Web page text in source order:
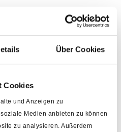
Über Cookies
Cookies
und Anzeigen zu
Medien anbieten zu können
zu analysieren. Außerdem